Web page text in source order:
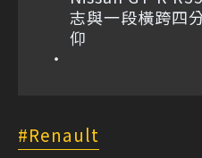
志與一段橫跨四
仰
Renault